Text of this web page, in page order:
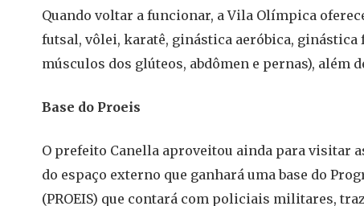
Quando voltar a funcionar, a Vila Olímpica
futsal, vôlei, karatê, ginástica aeróbica,
músculos dos glúteos, abdômen e pernas), além
Base do Proeis
O prefeito Canella aproveitou ainda para visitar
do espaço externo que ganhará uma base do
(PROEIS) que contará com policiais militares,